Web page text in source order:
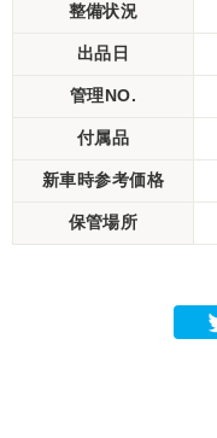
整備状況
出品日
管理NO.
付属品
新車時参考価格
保管場所